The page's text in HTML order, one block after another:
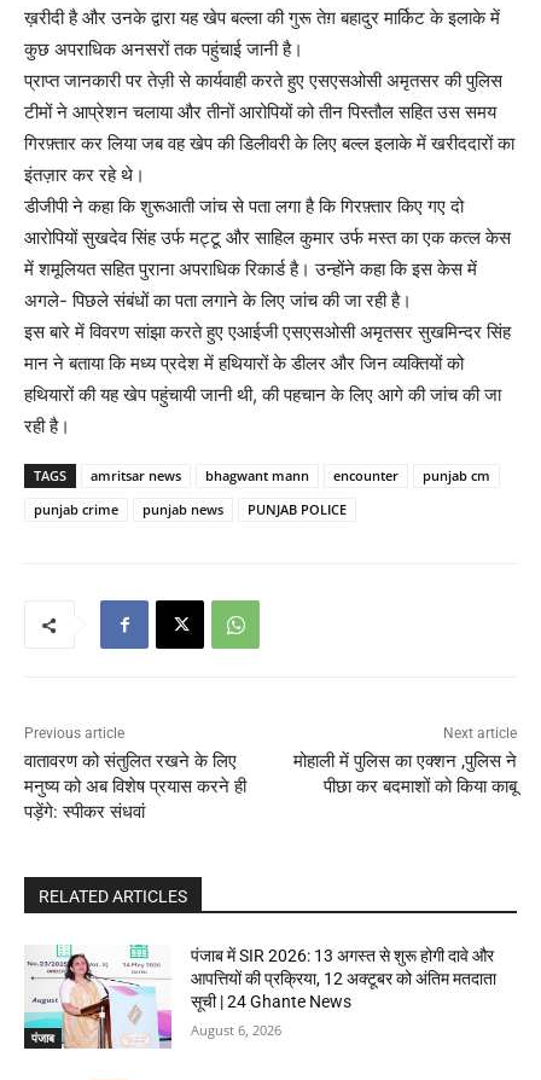
ख़रीदी है और उनके द्वारा यह खेप बल्ला की गुरू तेग़ बहादुर मार्किट के इलाके में
कुछ अपराधिक अनसरों तक पहुंचाई जानी है।
प्राप्त जानकारी पर तेज़ी से कार्यवाही करते हुए एसएसओसी अमृतसर की पुलिस
टीमों ने आप्रेशन चलाया और तीनों आरोपियों को तीन पिस्तौल सहित उस समय
गिरफ़्तार कर लिया जब वह खेप की डिलीवरी के लिए बल्ल इलाके में खरीददारों का
इंतज़ार कर रहे थे।
डीजीपी ने कहा कि शुरूआती जांच से पता लगा है कि गिरफ़्तार किए गए दो
आरोपियों सुखदेव सिंह उर्फ मट्टू और साहिल कुमार उर्फ मस्त का एक कत्ल केस
में शमूलियत सहित पुराना अपराधिक रिकार्ड है। उन्होंने कहा कि इस केस में
अगले- पिछले संबंधों का पता लगाने के लिए जांच की जा रही है।
इस बारे में विवरण सांझा करते हुए एआईजी एसएसओसी अमृतसर सुखमिन्दर सिंह
मान ने बताया कि मध्य प्रदेश में हथियारों के डीलर और जिन व्यक्तियों को
हथियारों की यह खेप पहुंचायी जानी थी, की पहचान के लिए आगे की जांच की जा
रही है।
TAGS amritsar news bhagwant mann encounter
punjab cm
punjab crime
punjab news PUNJAB POLICE
Previous article
वातावरण को संतुलित रखने के लिए
मनुष्य को अब विशेष प्रयास करने ही
पड़ेंगे: स्पीकर संधवां
Next article
मोहाली में पुलिस का एक्शन ,पुलिस ने
पीछा कर बदमाशों को किया काबू
RELATED ARTICLES
पंजाब
पंजाब में SIR 2026: 13 अगस्त से शुरू होगी दावे और
आपत्तियों की प्रक्रिया, 12 अक्टूबर को अंतिम मतदाता
सूची | 24 Ghante News
August 6, 2026